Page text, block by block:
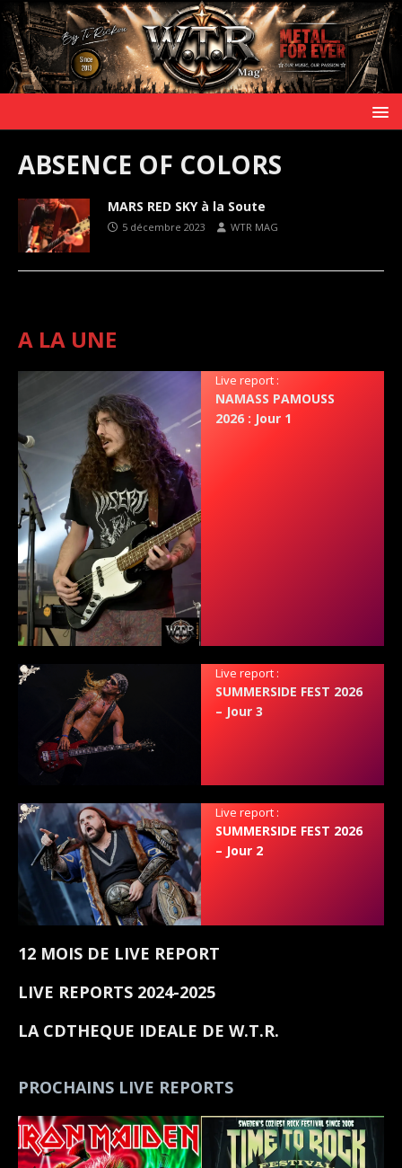
ABSENCE OF COLORS
MARS RED SKY à la Soute
5 décembre 2023 WTR MAG
A LA UNE
Live report :
NAMASS PAMOUSS
2026 : Jour 1
Live report :
SUMMERSIDE FEST 2026
– Jour 3
Live report :
SUMMERSIDE FEST 2026
– Jour 2
12 MOIS DE LIVE REPORT
LIVE REPORTS 2024-2025
LA CDTHEQUE IDEALE DE W.T.R.
PROCHAINS LIVE REPORTS